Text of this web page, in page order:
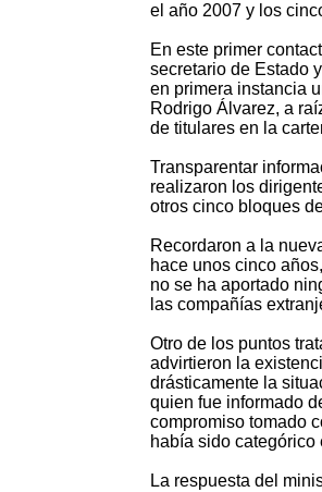
el año 2007 y los
En este primer
secretario de Estado
en primera instancia
Rodrigo Álvarez, a
de titulares en la
Transparentar
realizaron los
otros cinco bloques
Recordaron a la
hace unos cinco
no se ha aportado
las compañías
Otro de los puntos
advirtieron la
drásticamente la
quien fue informado
compromiso tomado
había sido categórico
La respuesta del